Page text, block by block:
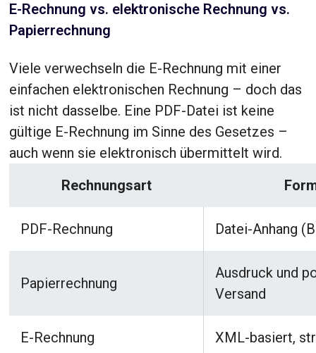
E-Rechnung vs. elektronische Rechnung vs.
Papierrechnung
Viele verwechseln die E-Rechnung mit einer
einfachen elektronischen Rechnung – doch das
ist nicht dasselbe. Eine PDF-Datei ist keine
gültige E-Rechnung im Sinne des Gesetzes –
auch wenn sie elektronisch übermittelt wird.
Rechnungsart
PDF-Rechnung Datei-Anhang
Papierrechnung
Ausdruck und
Versand
E-Rechnung XML-basiert,